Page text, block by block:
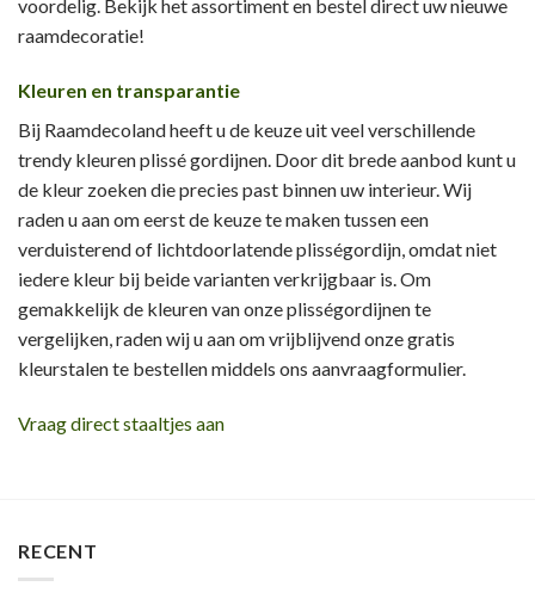
voordelig. Bekijk het assortiment en bestel direct uw nieuwe
raamdecoratie!
Kleuren en transparantie
Bij Raamdecoland heeft u de keuze uit veel verschillende
trendy kleuren plissé gordijnen. Door dit brede aanbod kunt u
de kleur zoeken die precies past binnen uw interieur. Wij
raden u aan om eerst de keuze te maken tussen een
verduisterend of lichtdoorlatende plisségordijn, omdat niet
iedere kleur bij beide varianten verkrijgbaar is. Om
gemakkelijk de kleuren van onze plisségordijnen te
vergelijken, raden wij u aan om vrijblijvend onze gratis
kleurstalen te bestellen middels ons aanvraagformulier.
Vraag direct staaltjes aan
RECENT